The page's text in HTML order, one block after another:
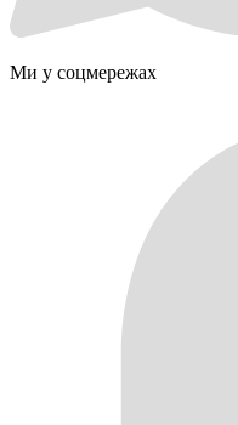
Ми у соцмережах